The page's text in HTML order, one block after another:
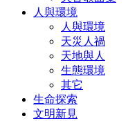
人與環境
人與環境
天災人禍
天地與人
生態環境
其它
生命探索
文明新見